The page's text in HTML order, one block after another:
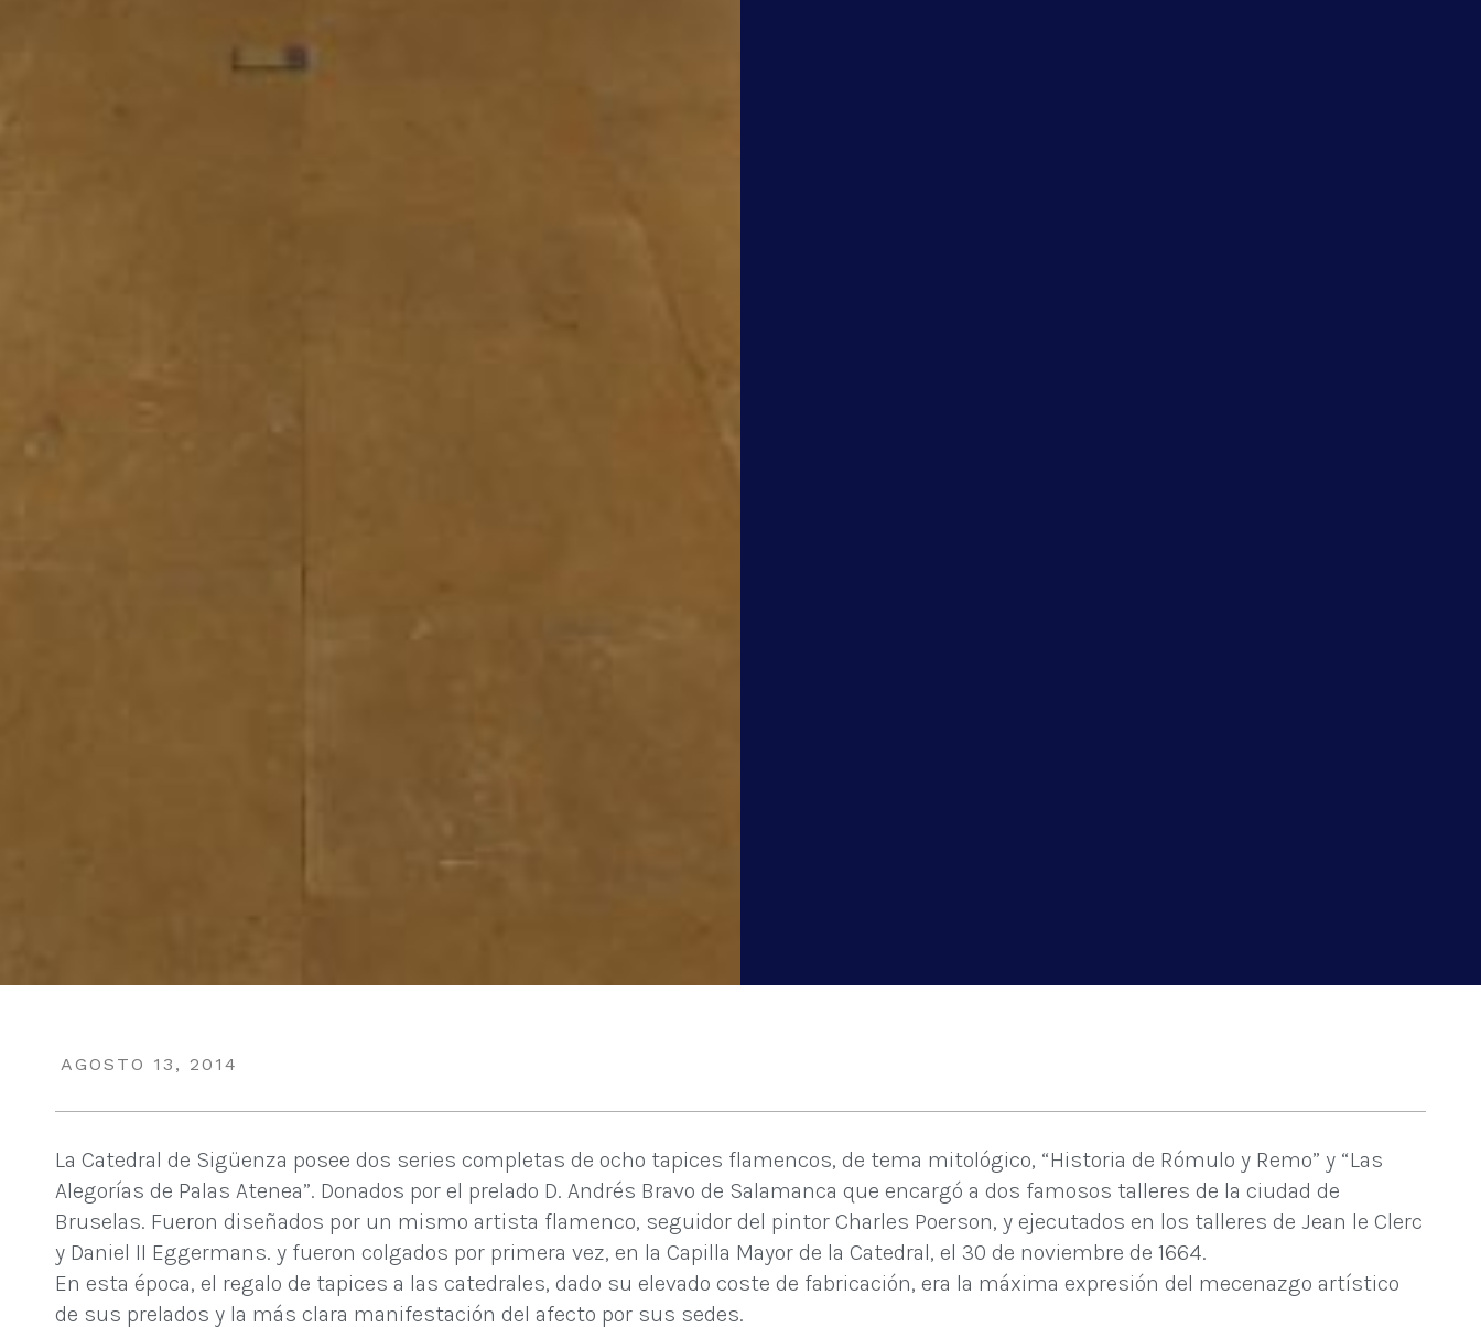
AGOSTO 13, 2014
La Catedral de Sigüenza posee dos series completas de ocho tapices flamencos, de tema mitológico, “Historia de Rómulo y Remo” y “Las
Alegorías de Palas Atenea”. Donados por el prelado D. Andrés Bravo de Salamanca que encargó a dos famosos talleres de la ciudad de
Bruselas. Fueron diseñados por un mismo artista flamenco, seguidor del pintor Charles Poerson, y ejecutados en los talleres de Jean le Clerc
y Daniel II Eggermans. y fueron colgados por primera vez, en la Capilla Mayor de la Catedral, el 30 de noviembre de 1664.
En esta época, el regalo de tapices a las catedrales, dado su elevado coste de fabricación, era la máxima expresión del mecenazgo artístico
de sus prelados y la más clara manifestación del afecto por sus sedes.